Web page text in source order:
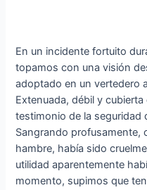
En un incidente fortuito
topamos con una visión
adoptado en un vertedero
Extenuada, débil y cubierta
testimonio de la seguridad
Sangrando profusamente,
hambre, había sido
utilidad aparentemente
momento, supimos que